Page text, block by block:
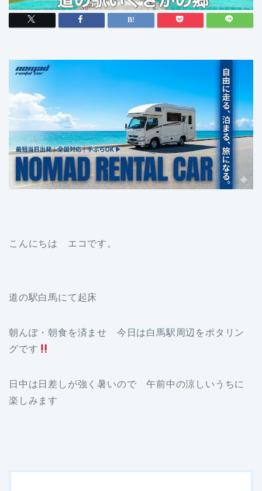
こんにちは エコです。
道の駅白馬にて起床
朝んぽ・朝食を済ませ 今日は白馬駅周辺をポタリン
グです
日中は日差しが強く暑いので 午前中の涼しいうちに
楽しみます